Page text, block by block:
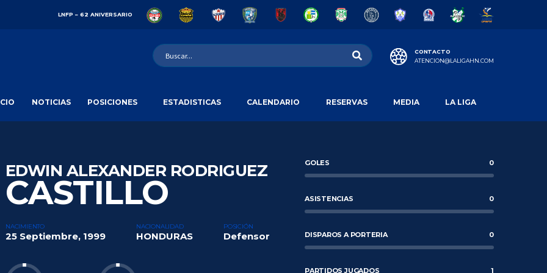
LNFP – 62 ANIVERSARIO
CONTACTO
ATENCION@LALIGAHN.COM
NOTICIAS POSICIONES ESTADISTICAS CALENDARIO RESERVAS MEDIA LA LIGA
EDWIN ALEXANDER RODRIGUEZ
CASTILLO
NACIMIENTO
25 Septiembre, 1999
NACIONALIDAD
HONDURAS
POSICIÓN
Defensor
GOLES 0
ASISTENCIAS 0
DISPAROS A PORTERIA 0
PARTIDOS JUGADOS 1